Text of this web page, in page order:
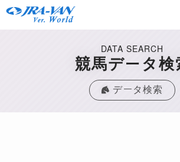
DATA SEARCH
競馬データ検
データ検索